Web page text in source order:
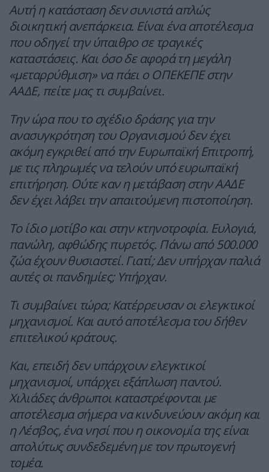
Αυτή η κατάσταση δεν συνιστά απλώς
διοικητική ανεπάρκεια. Είναι ένα αποτέλεσμα
που οδηγεί την ύπαιθρο σε τραγικές
καταστάσεις. Και όσο δε αφορά τη μεγάλη
«μεταρρύθμιση» να πάει ο ΟΠΕΚΕΠΕ στην
ΑΑΔΕ, πείτε μας τι συμβαίνει.
Την ώρα που το σχέδιο δράσης για την
ανασυγκρότηση του Οργανισμού δεν έχει
ακόμη εγκριθεί από την Ευρωπαϊκή Επιτροπή,
με τις πληρωμές να τελούν υπό ευρωπαϊκή
επιτήρηση. Ούτε καν η μετάβαση στην ΑΑΔΕ
δεν έχει λάβει την απαιτούμενη πιστοποίηση.
Το ίδιο μοτίβο και στην κτηνοτροφία. Ευλογιά,
πανώλη, αφθώδης πυρετός. Πάνω από 500.000
ζώα έχουν θυσιαστεί. Γιατί; Δεν υπήρχαν παλιά
αυτές οι πανδημίες; Υπήρχαν.
Τι συμβαίνει τώρα; Κατέρρευσαν οι ελεγκτικοί
μηχανισμοί. Και αυτό αποτέλεσμα του δήθεν
επιτελικού κράτους.
Και, επειδή δεν υπάρχουν ελεγκτικοί
μηχανισμοί, υπάρχει εξάπλωση παντού.
Χιλιάδες άνθρωποι καταστρέφονται με
αποτέλεσμα σήμερα να κινδυνεύουν ακόμη και
η Λέσβος, ένα νησί που η οικονομία της είναι
απολύτως συνδεδεμένη με τον πρωτογενή
τομέα.